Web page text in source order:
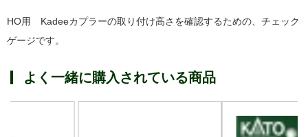
HO用 Kadeeカプラーの取り付け高さを確認するための、チェック
ゲージです。
よく一緒に購入されている商品